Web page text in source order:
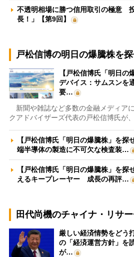
不透明相場に勝つ信用取引の極意
長！」【第9回】
戸松信博の明日の爆騰株を探
【戸松信博氏「明日の
デバイス：サムスンを
要…
新聞や雑誌など多数の金融メディア
クアドバイザーズ代表の戸松信博氏が
【戸松信博氏「明日の爆騰株」を探
端半導体の製造に不可欠な検査装…
【戸松信博氏「明日の爆騰株」を
えるキープレーヤー 成長の再評…
田代尚機のチャイナ・リサ
厳しい経済情勢をどう
の「経済運営方針」
が…